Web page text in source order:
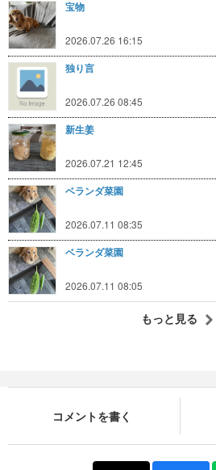
宝物
2026.07.26 16:15
独り言
2026.07.26 08:45
新生姜
2026.07.21 12:45
ベランダ菜園
2026.07.11 08:35
ベランダ菜園
2026.07.11 08:05
もっと見る
コメントを書く